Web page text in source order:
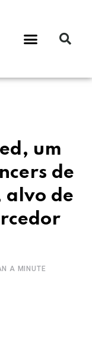
um
de
alvo de
A MINUTE